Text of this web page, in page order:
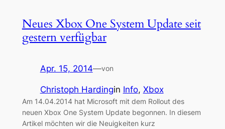
Neues Xbox One System Update seit
gestern verfügbar
Apr. 15, 2014—von
Christoph Hardingin Info, Xbox
Am 14.04.2014 hat Microsoft mit dem Rollout des
neuen Xbox One System Update begonnen. In diesem
Artikel möchten wir die Neuigkeiten kurz